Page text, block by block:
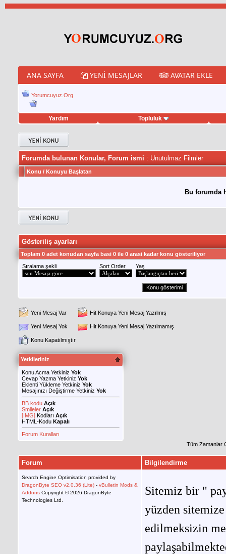
ANA SAYFA YENI MESAJLAR AVATAR EKLE
Yorumcuyuz.Org
Yardım Topluluk
hilesi
Forumda bulunan Konular, Forum ismi : Unutulmaz Filmler
Konu / Konuyu Başlatan
Bu forumda
Gösteriliş ayarları
Toplam 0 adet konudan sayfa basi 0 ile 0 arasi kadar konu gösteriliyor
Sıralama şekli
Sort Order Yaş
Yeni Mesaj Var Hit Konuya Yeni Mesaj Yazılmış
Yeni Mesaj Yok Hit Konuya Yeni Mesaj Yazılmamış
Konu Kapatılmıştır
Yetkileriniz
Konu Acma Yetkiniz Yok
Cevap Yazma Yetkiniz Yok
Eklenti Yükleme Yetkiniz Yok
Mesajınızı Değiştirme Yetkiniz Yok
BB kodu Açık
Smileler Açık
[IMG] Kodları Açık
HTML-Kodu Kapalı
Forum Kuralları
Tüm Zamanlar
Forum Bilgilendirme
Search Engine Optimisation provided by
DragonByte SEO v2.0.36 (Lite) - vBulletin Mods &
Addons Copyright © 2026 DragonByte
Technologies Ltd.
Sitemiz bir "
yüzden
edilmeksizin